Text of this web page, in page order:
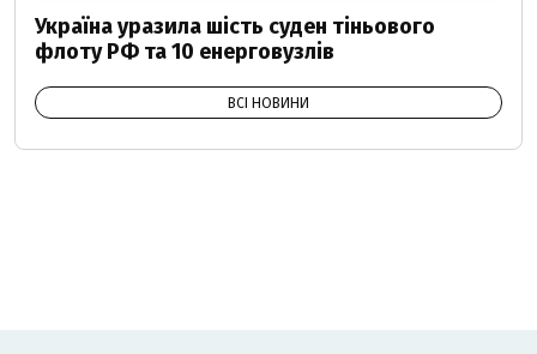
Україна уразила шість суден тіньового
флоту РФ та 10 енерговузлів
ВСІ НОВИНИ